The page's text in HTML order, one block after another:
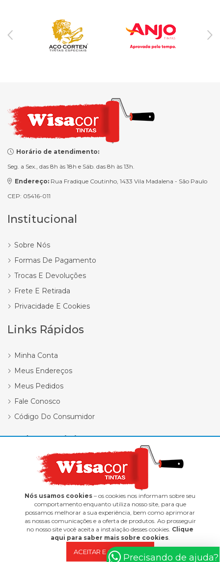
Precisando de ajuda?
Horário de atendimento:
Seg. a Sex., das 8h às 18h e Sáb. das 8h às 13h.
Endereço: Rua Fradique Coutinho, 1433 Vila Madalena - São Paulo
CEP: 05416-011
Institucional
Sobre Nós
Formas De Pagamento
Trocas E Devoluções
Frete E Retirada
Privacidade E Cookies
Links Rápidos
Minha Conta
Meus Endereços
Meus Pedidos
Fale Conosco
Código Do Consumidor
Redes Sociais
Wisacor Tintas | 12.418.338/0001-47
E-commerce integrado ao ERP Control Shop
© 2022 Max Scalla Informática | Todos os direitos reservados
Nós usamos cookies – os cookies nos informam sobre seu
comportamento enquanto utiliza nosso site, para que
possamos melhorar a sua experiência, bem como aprimorar
as nossas comunicações e a oferta de produtos. Ao prosseguir
no nosso site você aceita a instalação desses cookies. Clique
aqui para saber mais sobre cookies.
ACEITAR E CONTINUAR